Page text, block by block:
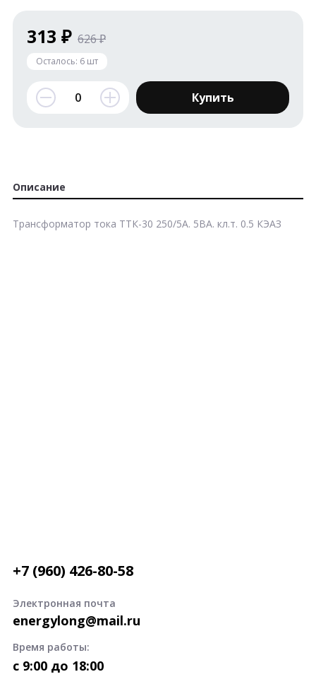
313 ₽ 626 ₽
Осталось: 6 шт
Купить
Описание
Трансформатор тока ТТК-30 250/5А. 5ВА. кл.т. 0.5 КЭАЗ
+7 (960) 426-80-58
Электронная почта
energylong@mail.ru
Время работы:
c 9:00 до 18:00